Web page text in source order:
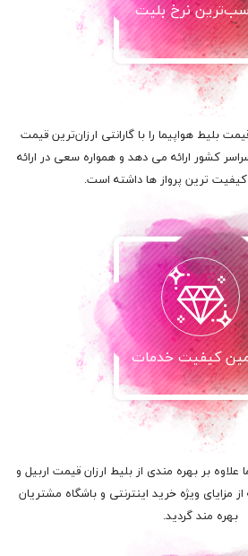
نرخ بلیت
بلیط هواپیما را با گارانتی ارزان‌ترین قیمت
کشور ارائه می دهد و همواره سعی در ارائه
کیفیت ترین پرواز ها داشته است.
کیفیت خدمات
علاوه بر بهره مندی از بلیط ارزان قیمت اربیل و
مزایای ویژه خرید اینترنتی و باشگاه مشتریان
بهره مند گردید.